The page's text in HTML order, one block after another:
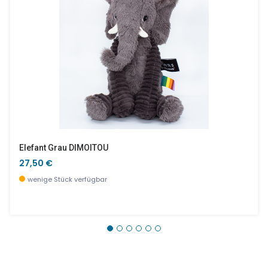
Elefant Grau DIMOITOU
27,50 €
wenige Stück verfügbar